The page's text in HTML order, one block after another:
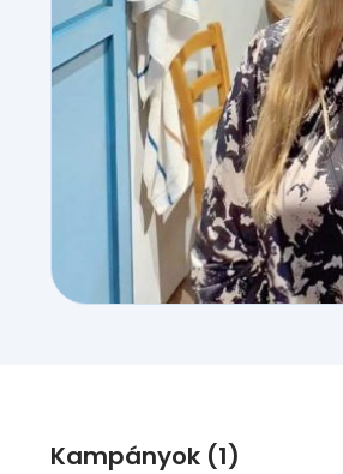
Kampányok (1)